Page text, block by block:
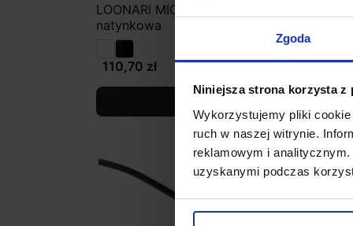
Zgoda
Niniejsza strona korzysta z
Wykorzystujemy pliki
ruch w naszej witrynie.
reklamowym i
uzyskanymi podczas
LOONARI MICROLINE szyna magnetyczna
natynkowa
110,70 zł
Zobacz szczegóły